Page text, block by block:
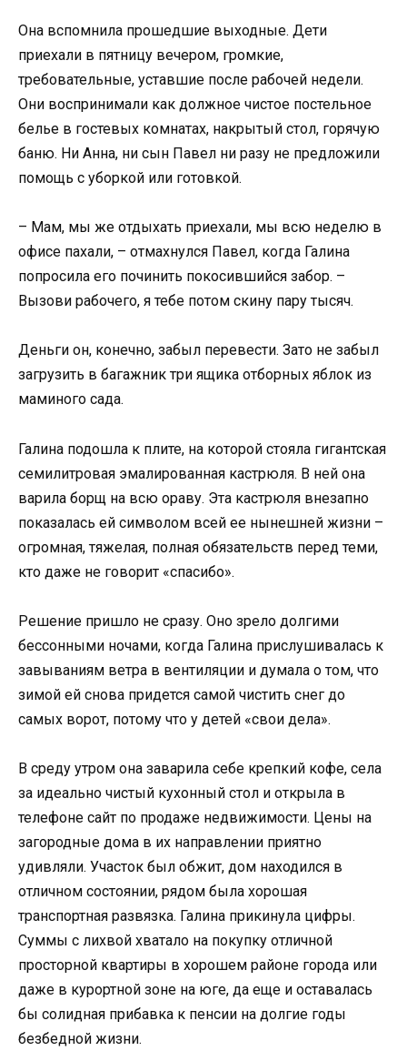
Она вспомнила прошедшие выходные. Дети
приехали в пятницу вечером, громкие,
требовательные, уставшие после рабочей недели.
Они воспринимали как должное чистое постельное
белье в гостевых комнатах, накрытый стол, горячую
баню. Ни Анна, ни сын Павел ни разу не предложили
помощь с уборкой или готовкой.
– Мам, мы же отдыхать приехали, мы всю неделю в
офисе пахали, – отмахнулся Павел, когда Галина
попросила его починить покосившийся забор. –
Вызови рабочего, я тебе потом скину пару тысяч.
Деньги он, конечно, забыл перевести. Зато не забыл
загрузить в багажник три ящика отборных яблок из
маминого сада.
Галина подошла к плите, на которой стояла гигантская
семилитровая эмалированная кастрюля. В ней она
варила борщ на всю ораву. Эта кастрюля внезапно
показалась ей символом всей ее нынешней жизни –
огромная, тяжелая, полная обязательств перед теми,
кто даже не говорит «спасибо».
Решение пришло не сразу. Оно зрело долгими
бессонными ночами, когда Галина прислушивалась к
завываниям ветра в вентиляции и думала о том, что
зимой ей снова придется самой чистить снег до
самых ворот, потому что у детей «свои дела».
В среду утром она заварила себе крепкий кофе, села
за идеально чистый кухонный стол и открыла в
телефоне сайт по продаже недвижимости. Цены на
загородные дома в их направлении приятно
удивляли. Участок был обжит, дом находился в
отличном состоянии, рядом была хорошая
транспортная развязка. Галина прикинула цифры.
Суммы с лихвой хватало на покупку отличной
просторной квартиры в хорошем районе города или
даже в курортной зоне на юге, да еще и оставалась
бы солидная прибавка к пенсии на долгие годы
безбедной жизни.